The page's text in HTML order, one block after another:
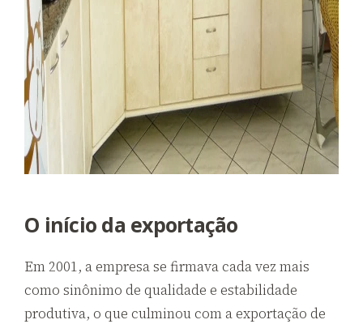
O início da exportação
Em 2001, a empresa se firmava cada vez mais
como sinônimo de qualidade e estabilidade
produtiva, o que culminou com a exportação de